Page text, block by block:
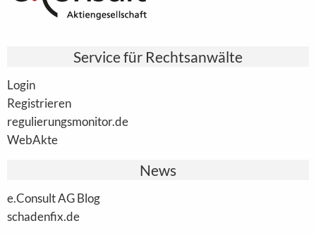
Service für Rechtsanwälte
Login
Registrieren
regulierungsmonitor.de
WebAkte
News
e.Consult AG Blog
schadenfix.de